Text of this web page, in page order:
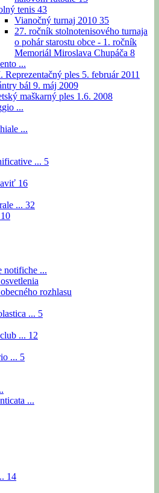
tenis 43
Vianočný turnaj 2010 35
27. ročník stolnotenisového turnaja
o pohár starostu obce - 1. ročník
Memoriál Miroslava Chupáča 8
...
Reprezentačný ples 5. február 2011
bál 9. máj 2009
maškarný ples 1.6. 2008
...
...
... 5
16
... 32
10
notifiche ...
rozhlasu
... 5
... 12
... 5
...
14